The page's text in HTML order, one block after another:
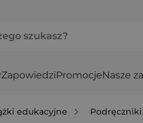
ZapowiedziPromocjeNasze
edukacyjne